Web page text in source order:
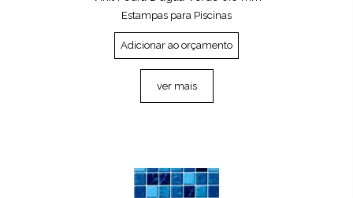
Estampas para Piscinas
Adicionar ao orçamento
ver mais